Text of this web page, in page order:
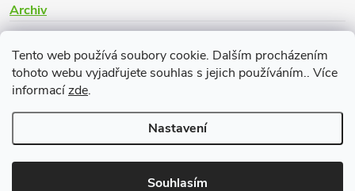
Tento web používá soubory cookie. Dalším procházením
tohoto webu vyjadřujete souhlas s jejich používáním.. Více
informacízde.
Nastavení
Souhlasím
Archiv
Copyright 2026Grow.cz. Všechna práva vyhrazena.